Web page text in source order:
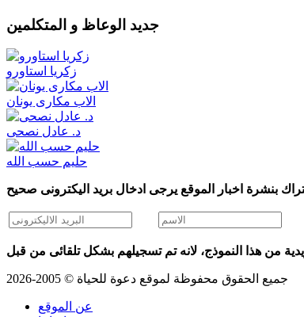
جديد الوعاظ و المتكلمين
زكريا استاورو
الاب مكارى يونان
د. عادل نصحى
حليم حسب الله
من هذا النموذج، لانه تم تسجيلهم بشكل تلقائى من قبل
جميع الحقوق محفوظة لموقع دعوة للحياة © 2005-2026
عن الموقع